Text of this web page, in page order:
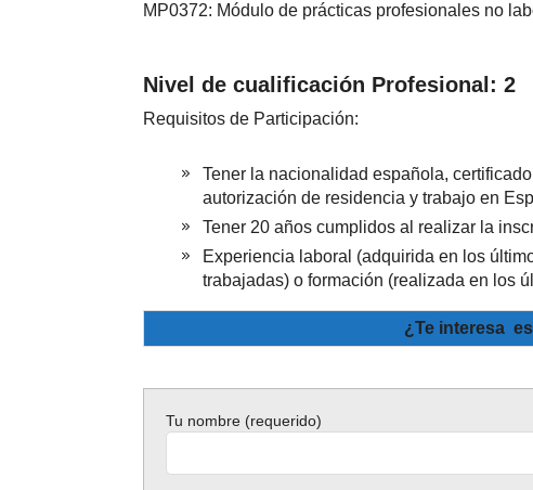
MP0372: Módulo de prácticas profesionales no
Nivel de cualificación Profesional: 2
Requisitos de Participación:
Tener la nacionalidad española,
autorización de residencia y trabajo en
Tener 20 años cumplidos al realizar la
Experiencia laboral (adquirida en los
trabajadas) o formación (realizada en los
¿Te interesa
Tu nombre (requerido)